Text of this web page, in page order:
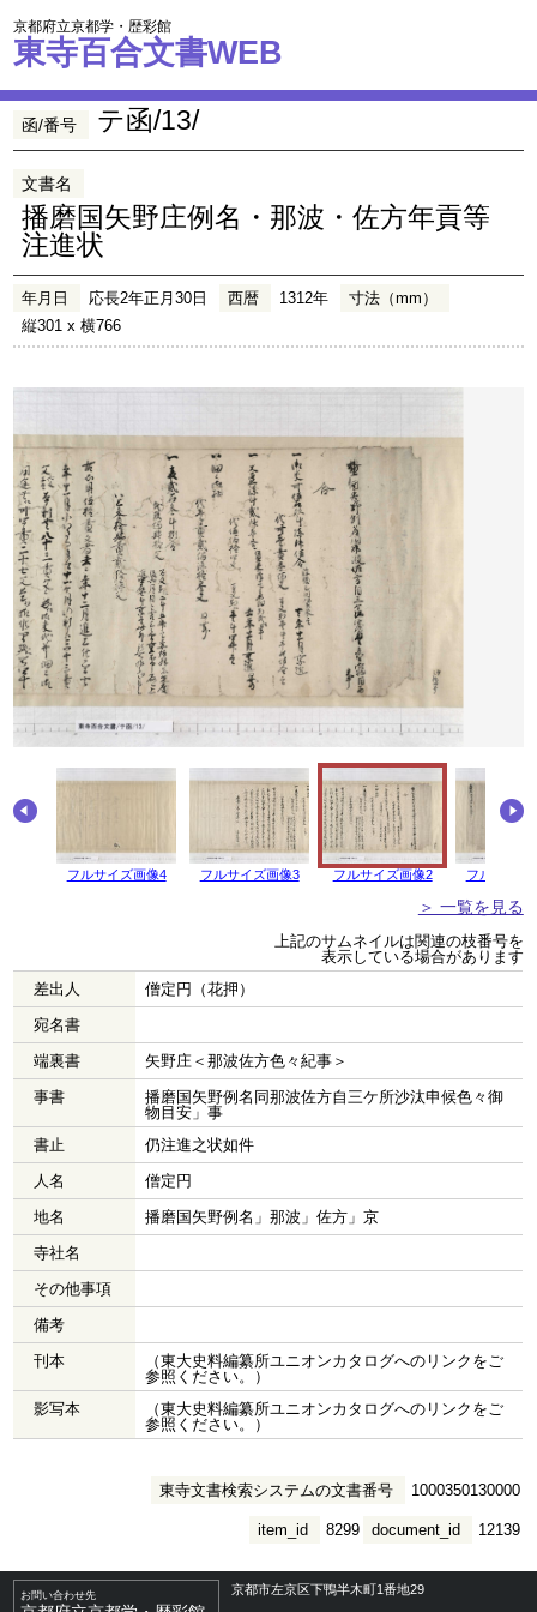
京都府立京都学・歴彩館
東寺百合文書WEB
函/番号 テ函/13/
文書名
播磨国矢野庄例名・那波・佐方年貢等
注進状
年月日 応長2年正月30日 西暦 1312年
寸法（mm）
縦301 x 横766
フルサイズ画像4 フルサイズ画像3 フルサイズ画像2 フルサイズ
＞ 一覧を見る
上記のサムネイルは関連の枝番号を
表示している場合があります
差出人
僧定円（花押）
宛名書
端裏書
矢野庄＜那波佐方色々紀事＞
事書
播磨国矢野例名同那波佐方自三ケ所沙汰申候色々御
物目安」事
書止
仍注進之状如件
人名
僧定円
地名
播磨国矢野例名」那波」佐方」京
寺社名
その他事項
備考
刊本
（東大史料編纂所ユニオンカタログへのリンクをご
参照ください。）
影写本
（東大史料編纂所ユニオンカタログへのリンクをご
参照ください。）
東寺文書検索システムの文書番号 1000350130000
document_id 12139
item_id 8299
お問い合わせ先 京都市左京区下鴨半木町1番地29